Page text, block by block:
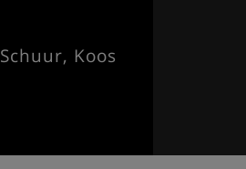
Schuur, Koos